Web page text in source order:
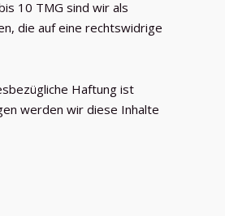
10 TMG sind wir als
die auf eine rechtswidrige
Haftung ist
werden wir diese Inhalte